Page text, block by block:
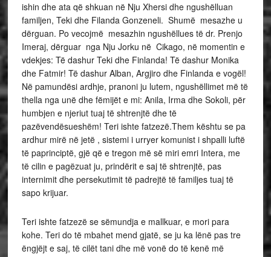
ishin dhe ata që shkuan në Nju Xhersi dhe ngushëlluan
familjen, Teki dhe Filanda Gonzeneli. Shumë mesazhe u
dërguan. Po vecojmë mesazhin ngushëllues të dr. Prenjo
Imeraj, dërguar nga Nju Jorku në Cikago, në momentin e
vdekjes: Të dashur Teki dhe Finlanda! Të dashur Monika
dhe Fatmir! Të dashur Alban, Argjiro dhe Finlanda e vogël!
Në pamundësi ardhje, pranoni ju lutem, ngushëllimet më të
thella nga unë dhe fëmijët e mi: Anila, Irma dhe Sokoli, për
humbjen e njeriut tuaj të shtrenjtë dhe të
pazëvendësueshëm! Teri ishte fatzezë.Them kështu se pa
ardhur mirë në jetë , sistemi i urryer komunist i shpalli luftë
të paprinciptë, gjë që e tregon më së miri emri Intera, me
të cilin e pagëzuat ju, prindërit e saj të shtrenjtë, pas
internimit dhe persekutimit të padrejtë të familjes tuaj të
sapo krijuar.
Teri ishte fatzezë se sëmundja e mallkuar, e mori para
kohe. Teri do të mbahet mend gjatë, se ju ka lënë pas tre
ëngjëjt e saj, të cilët tani dhe më vonë do të kenë më